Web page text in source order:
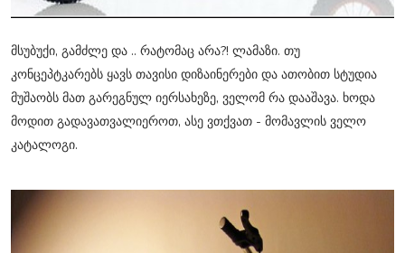
მსუბუქი, გამძლე და .. რატომაც არა?! ლამაზი. თუ
კონცეპტკარებს ყავს თავისი დიზაინერები და ათობით სტუდია
მუშაობს მათ გარეგნულ იერსახეზე, ველომ რა დააშავა. ხოდა
მოდით გადავათვალიეროთ, ასე ვთქვათ - მომავლის ველო
კატალოგი.